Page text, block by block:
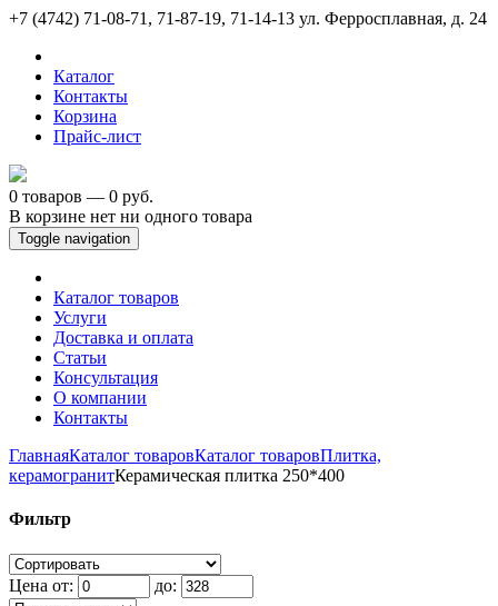
+7 (4742) 71-08-71, 71-87-19, 71-14-13 ул. Ферросплавная, д. 24
Каталог
Контакты
Корзина
Прайс-лист
0 товаров — 0 руб.
В корзине нет ни одного товара
Toggle navigation
Каталог товаров
Услуги
Доставка и оплата
Статьи
Консультация
О компании
Контакты
ГлавнаяКаталог товаровКаталог товаровПлитка,
керамогранитКерамическая плитка 250*400
Фильтр
Цена от: до: